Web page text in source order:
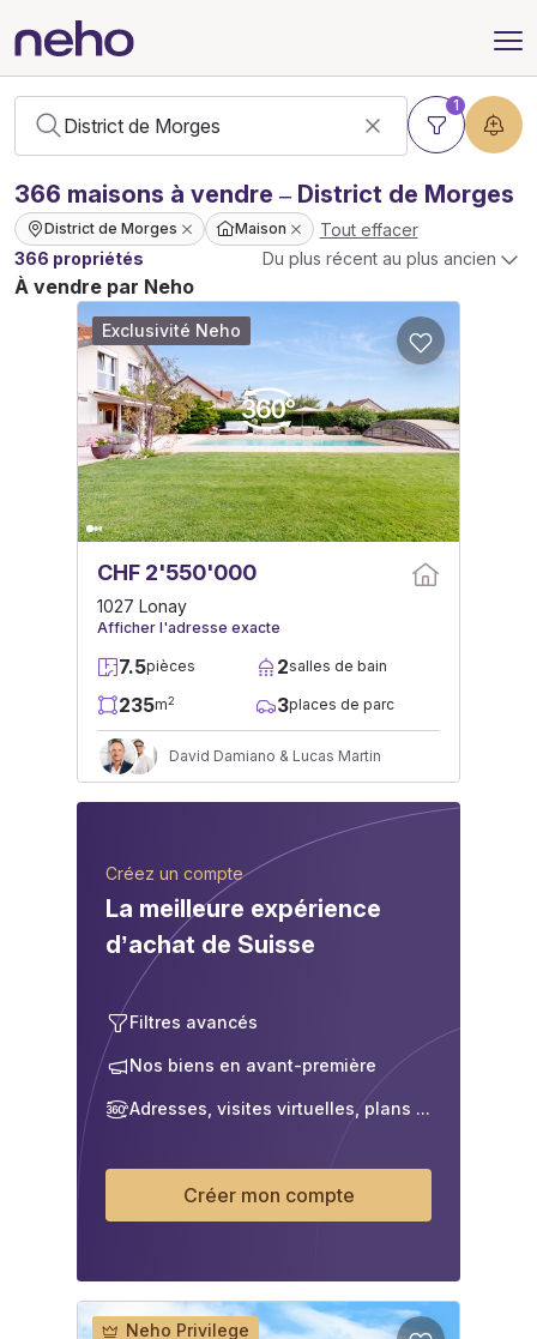
1
366 maisons à vendre – District de Morges
District de Morges Maison
Tout effacer
366 propriétés
Du plus récent au plus ancien
À vendre par Neho
CHF 2'550'000
1027 Lonay
Afficher l'adresse exacte
7.5pièces 2salles de bain
235m2 3places de parc
David Damiano & Lucas Martin
Exclusivité Neho
Créez un compte
La meilleure expérience
d’achat de Suisse
Filtres avancés
Nos biens en avant-première
Adresses, visites virtuelles, plans ...
Créer mon compte
Neho Privilege